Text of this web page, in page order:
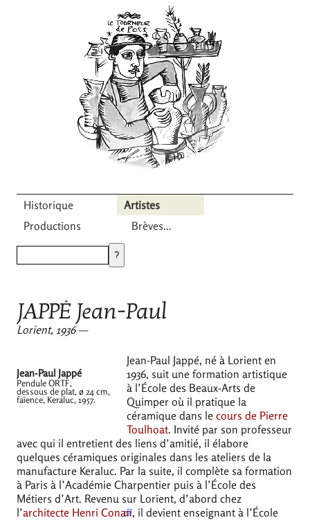
Historique
Artistes
Productions
Brèves...
JAPPÉ Jean-Paul
Lorient, 1936 —
Jean-Paul Jappé
PenduleORTF,
dessous de plat, ø 24 cm,
faïence, Keraluc, 1957.
Jean-Paul Jappé, né à Lorient en
1936, suit une formation artistique
à l’École des Beaux-Arts de
Quimper où il pratique la
céramique dans le cours de Pierre
Toulhoat. Invité par son professeur
avec qui il entretient des liens d’amitié, il élabore
quelques céramiques originales dans les ateliers de la
manufacture Keraluc. Par la suite, il complète sa formation
à Paris à l’Académie Charpentier puis à l’École des
Métiers d’Art. Revenu sur Lorient, d’abord chez
l’architecte Henri Conan, il devient enseignant à l’École